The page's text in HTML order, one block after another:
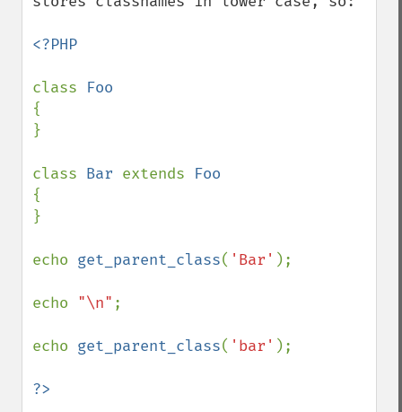
<?PHP
class
{
}
class Bar extends
{
}
echo get_parent_class( 'Bar' );
echo "\n" ;
echo get_parent_class( 'bar' );